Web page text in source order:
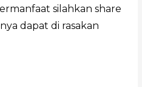
silahkan share
dapat di rasakan